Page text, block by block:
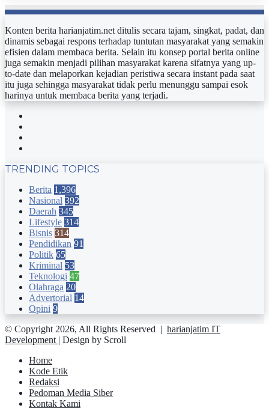
Konten berita harianjatim.net ditulis secara tajam, singkat, padat, dan
dinamis sebagai respons terhadap tuntutan masyarakat yang semakin
efisien dalam membaca berita. Selain itu konsep portal berita online
juga semakin menjadi pilihan masyarakat karena sifatnya yang up-
to-date dan melaporkan kejadian peristiwa secara instant pada saat
itu juga sehingga masyarakat tidak perlu menunggu sampai esok
harinya untuk membaca berita yang terjadi.
TRENDING TOPICS
Berita 1,396
Nasional 392
Daerah 345
Lifestyle 314
Bisnis 314
Pendidikan 91
Politik 65
Kriminal 53
Teknologi 47
Olahraga 20
Advertorial 14
Opini 9
© Copyright 2026, All Rights Reserved | harianjatim IT
Development | Design by Scroll
Home
Kode Etik
Redaksi
Pedoman Media Siber
Kontak Kami